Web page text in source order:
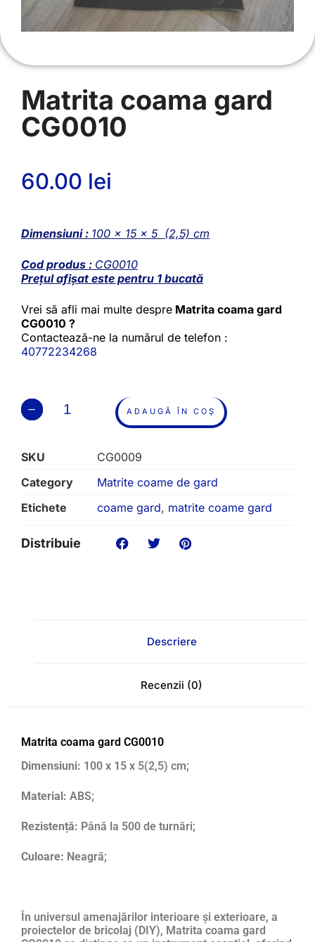
Matrita coama gard
CG0010
60.00 lei
Dimensiuni : 100 x 15 x 5 (2,5) cm
Cod produs : CG0010
Prețul afișat este pentru 1 bucată
Vrei să afli mai multe despre Matrita coama gard
CG0010 ?
Contactează-ne la numărul de telefon :
40772234268
ADAUGĂ ÎN COȘ
SKU
CG0009
Category
Matrite coame de gard
Etichete
coame gard, matrite coame gard
Distribuie
Descriere
Recenzii (0)
Matrita coama gard CG0010
Dimensiuni: 100 x 15 x 5(2,5) cm;
Material: ABS;
Rezistență: Până la 500 de turnări;
Culoare: Neagră;
În universul amenajărilor interioare și exterioare, a
proiectelor de bricolaj (DIY), Matrita coama gard